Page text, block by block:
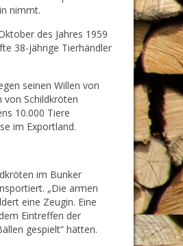
nimmt.
des Jahres 1959
38-jährige Tierhändler
seinen Willen von
von Schildkröten
10.000 Tiere
im Exportland.
im Bunker
„Die armen
eine Zeugin. Eine
Eintreffen der
gespielt“ hätten.